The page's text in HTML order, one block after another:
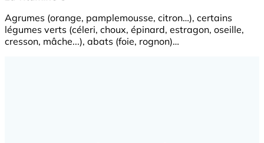
Agrumes (orange, pamplemousse, citron…), certains
légumes verts (céleri, choux, épinard, estragon, oseille,
cresson, mâche...), abats (foie, rognon)…